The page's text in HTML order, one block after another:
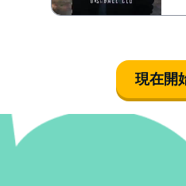
現在開